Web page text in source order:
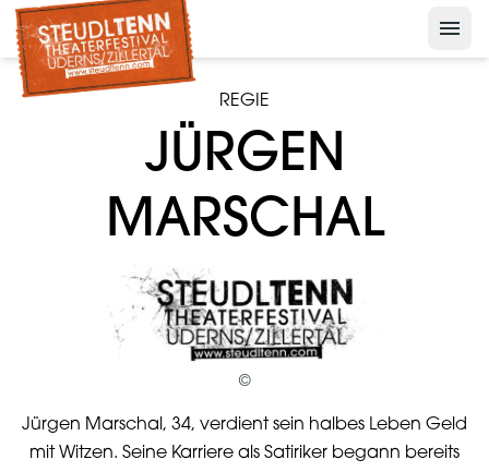
menu
Nelson der Pinguin
Pressekeyboard_arrow_down
Archivkeyboard_arrow_down
REGIE
JÜRGEN
MARSCHAL
©
Jürgen Marschal, 34, verdient sein halbes Leben Geld
mit Witzen. Seine Karriere als Satiriker begann bereits